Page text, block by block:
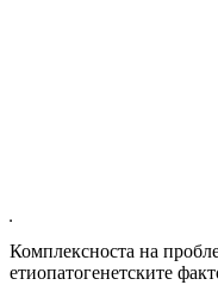
Комплексноста на
етиопатогенетските